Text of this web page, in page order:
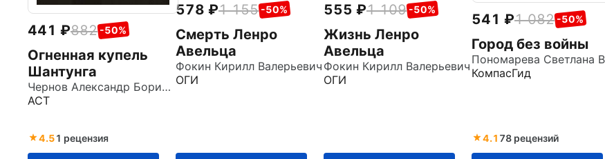
441 882 -50%
Огненная купель
Шантунга
Чернов Александр Борисович
АСТ
4.51 рецензия
578 1 155 -50%
Смерть Ленро
Авельца
Фокин Кирилл Валерьевич
ОГИ
555 1 109 -50%
Жизнь Ленро
Авельца
Фокин Кирилл Валерьевич
ОГИ
541 1 082 -50%
Город без войны
КомпасГид
4.1 78 рецензий